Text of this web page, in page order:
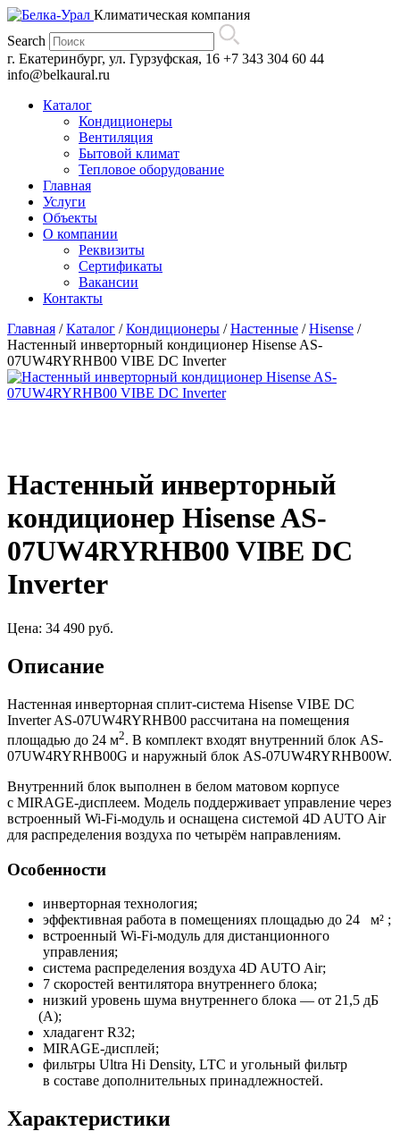
Климатическая компания
Search
г. Екатеринбург, ул. Гурзуфская, 16 +7 343 304 60 44
info@belkaural.ru
Каталог
Кондиционеры
Вентиляция
Бытовой климат
Тепловое оборудование
Главная
Услуги
Объекты
О компании
Реквизиты
Сертификаты
Вакансии
Контакты
Главная /Каталог /Кондиционеры /Настенные /Hisense /
Настенный инверторный кондиционер Hisense AS-
07UW4RYRHB00 VIBE DC Inverter
Настенный инверторный
кондиционер Hisense AS-
07UW4RYRHB00 VIBE DC
Inverter
Цена: 34 490 руб.
Описание
Настенная инверторная сплит-система Hisense VIBE DC
Inverter AS-07UW4RYRHB00 рассчитана на помещения
площадью до 24 м2. В комплект входят внутренний блок AS-
07UW4RYRHB00G и наружный блок AS-07UW4RYRHB00W.
Внутренний блок выполнен в белом матовом корпусе
с MIRAGE-дисплеем. Модель поддерживает управление через
встроенный Wi‑Fi-модуль и оснащена системой 4D AUTO Air
для распределения воздуха по четырём направлениям.
Особенности
инверторная технология;
эффективная работа в помещениях площадью до 24 м² ;
встроенный Wi‑Fi-модуль для дистанционного
управления;
система распределения воздуха 4D AUTO Air;
7 скоростей вентилятора внутреннего блока;
низкий уровень шума внутреннего блока — от 21,5 дБ
(А);
хладагент R32;
MIRAGE-дисплей;
фильтры Ultra Hi Density, LTC и угольный фильтр
в составе дополнительных принадлежностей.
Характеристики